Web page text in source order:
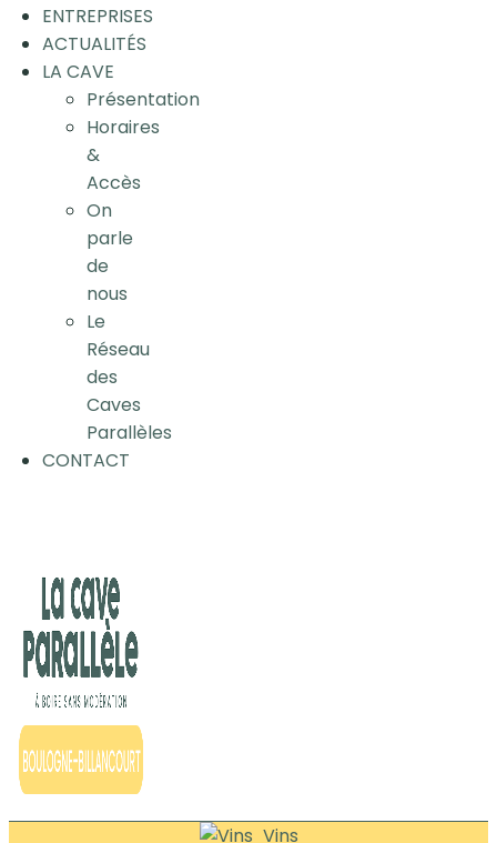
ENTREPRISES
ACTUALITÉS
LA CAVE
Présentation
Horaires
&
Accès
On
parle
de
nous
Le
Réseau
des
Caves
Parallèles
CONTACT
Vins